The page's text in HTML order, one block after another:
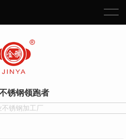
锈钢领跑者
不锈钢加工厂